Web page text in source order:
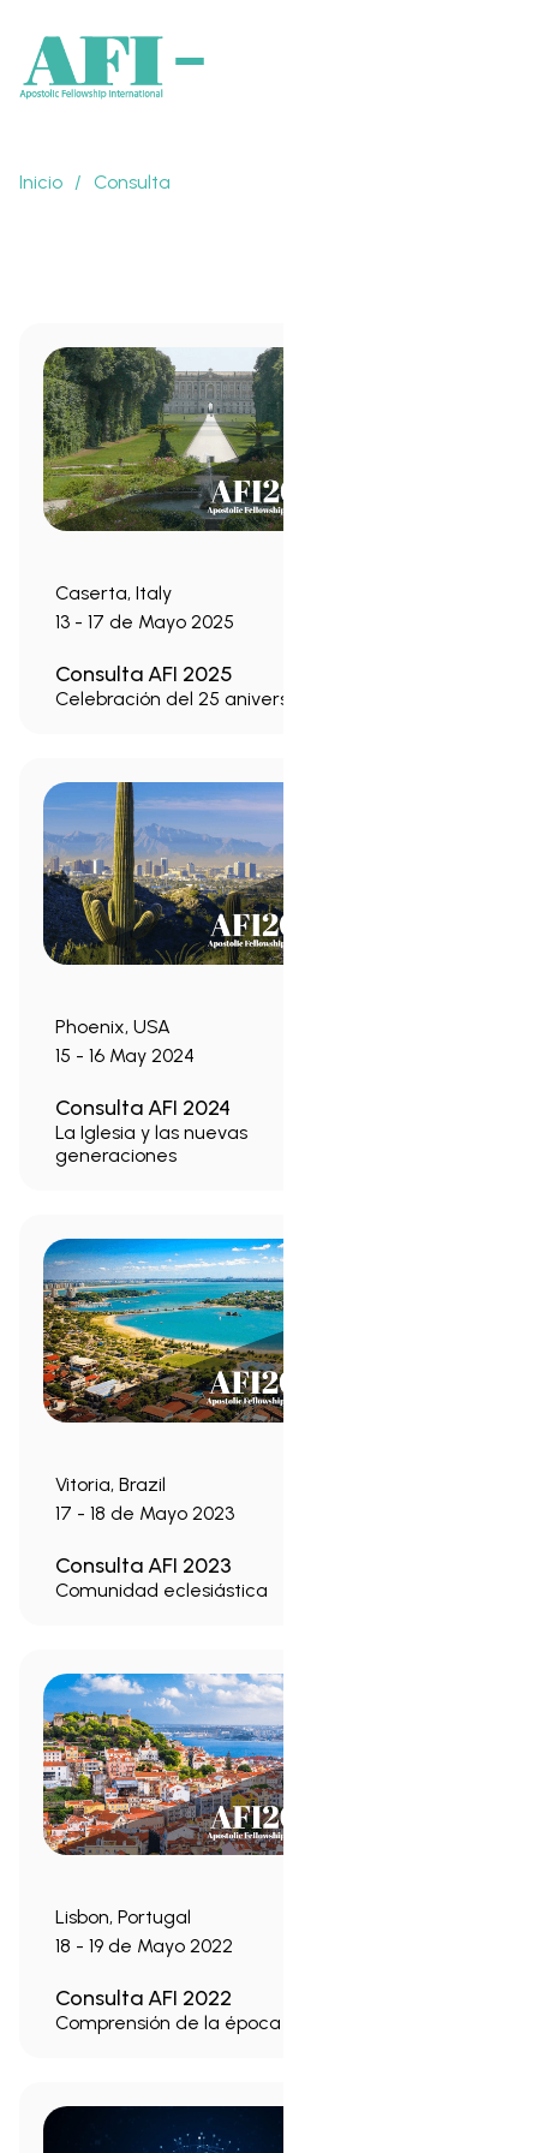
Inicio / Consulta
Caserta, Italy
13 - 17 de Mayo 2025
Consulta AFI 2025
Celebración del 25 aniversario
Phoenix, USA
15 - 16 May 2024
Consulta AFI 2024
La Iglesia y las nuevas
generaciones
Vitoria, Brazil
17 - 18 de Mayo 2023
Consulta AFI 2023
Comunidad eclesiástica
Lisbon, Portugal
18 - 19 de Mayo 2022
Consulta AFI 2022
Comprensión de la época